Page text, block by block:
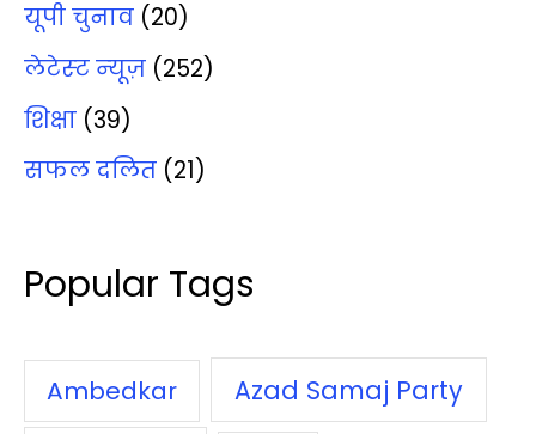
यूपी चुनाव (20)
लेटेस्‍ट न्‍यूज़ (252)
शिक्षा (39)
सफल दलित (21)
Popular Tags
Ambedkar
Azad Samaj Party